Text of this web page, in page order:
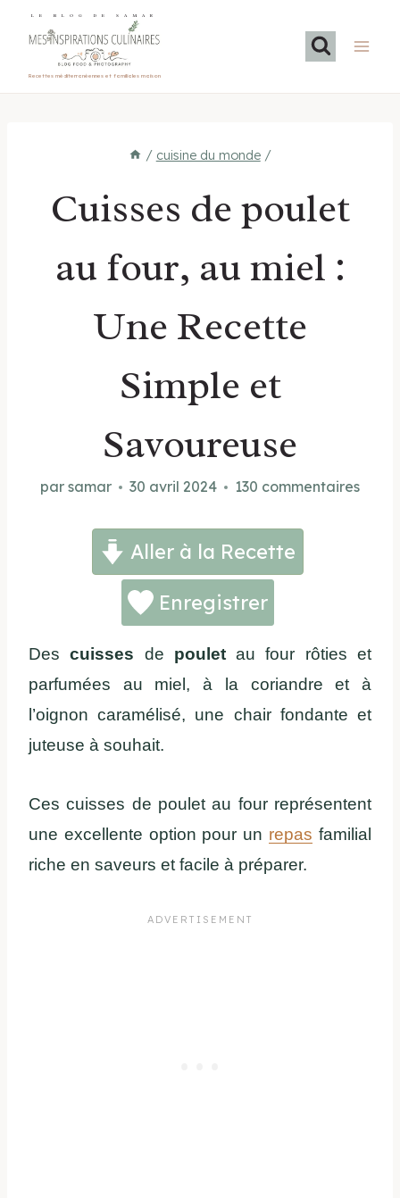
LE BLOG DE SAMAR
Recettes méditerranéennes et familiales maison
/ cuisine du monde /
Cuisses de poulet
au four, au miel :
Une Recette
Simple et
Savoureuse
par samar 30 avril 2024 130 commentaires
Aller à la Recette
Enregistrer
Descuisses de pouletau four rôties et
parfumées au miel, à la coriandre et à
l’oignon caramélisé, une chair fondante et
juteuse à souhait.
Ces cuisses de poulet au four représentent
une excellente option pour un repas familial
riche en saveurs et facile à préparer.